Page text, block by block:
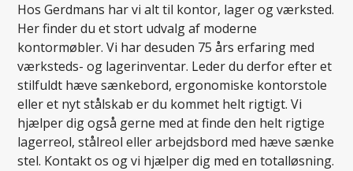
Hos Gerdmans har vi alt til kontor, lager og værksted.
Her finder du et stort udvalg af moderne
kontormøbler. Vi har desuden 75 års erfaring med
værksteds- og lagerinventar. Leder du derfor efter et
stilfuldt hæve sænkebord, ergonomiske kontorstole
eller et nyt stålskab er du kommet helt rigtigt. Vi
hjælper dig også gerne med at finde den helt rigtige
lagerreol, stålreol eller arbejdsbord med hæve sænke
stel. Kontakt os og vi hjælper dig med en totalløsning.